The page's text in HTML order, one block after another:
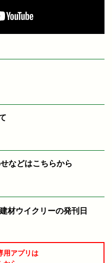
などはこちらから
材ウイクリーの発刊日
用アプリは